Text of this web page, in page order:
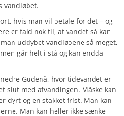
vandløbet.
hvis man vil betale for det – og
er fald nok til, at vandet så kan
uddybet vandløbene så meget,
går helt i stå og kan endda
Gudenå, hvor tidevandet er
slut med afvandingen. Måske kan
dyrt og en stakket frist. Man kan
Man kan heller ikke sænke